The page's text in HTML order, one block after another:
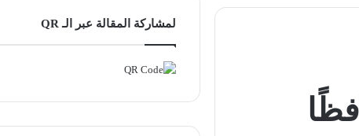
لمشاركة المقالة عبر الـ QR